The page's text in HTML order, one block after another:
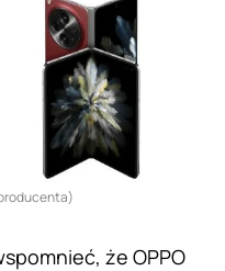
że OPPO